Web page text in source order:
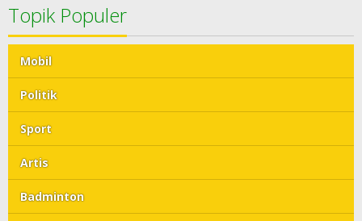
Topik Populer
Mobil
Politik
Sport
Artis
Badminton